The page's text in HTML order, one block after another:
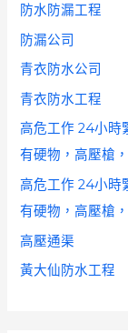
防水防漏工程
防漏公司
青衣防水公司
青衣防水工程
高危工作 24小時
有硬物，高壓槍
高危工作 24小時
有硬物，高壓槍
高壓通渠
黃大仙防水工程